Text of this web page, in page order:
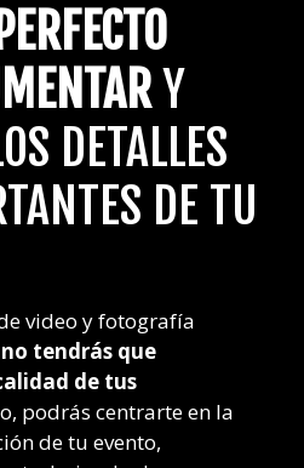
Y
DETALLES
DE TU
video y fotografía
no tendrás que
de tus
podrás centrarte en la
de tu evento,